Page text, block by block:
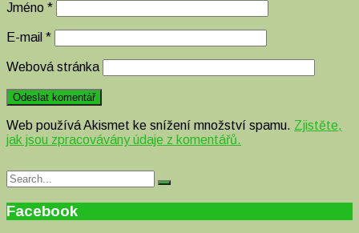
Jméno *
E-mail *
Webová stránka
Web používá Akismet ke snížení množství spamu. Zjistěte,
jak jsou zpracovávány údaje z komentářů.
Search
for:
Search
Facebook